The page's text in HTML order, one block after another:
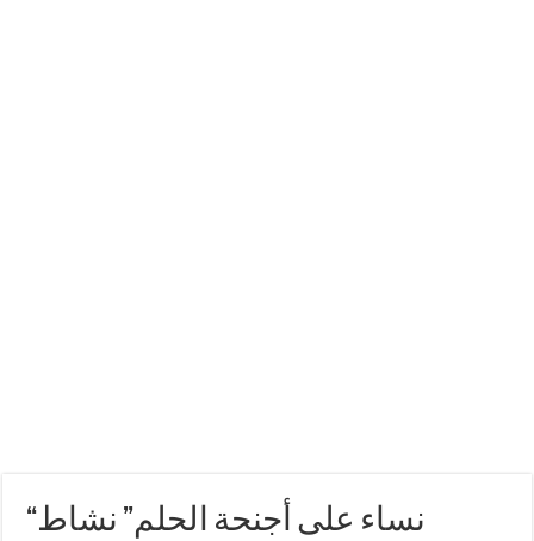
“نساء على أجنحة الحلم” نشاط